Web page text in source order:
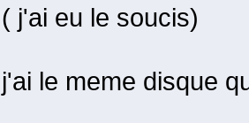
( j'ai eu le soucis)
j'ai le meme disque